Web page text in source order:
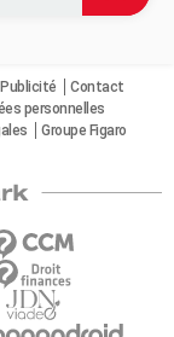
Publicité
Contact
personnelles
Groupe Figaro